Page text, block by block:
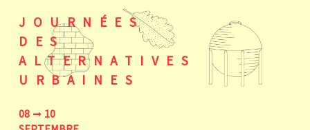
08
10
JOURNÉES
DES
ALTERNATIVES
URBAINES